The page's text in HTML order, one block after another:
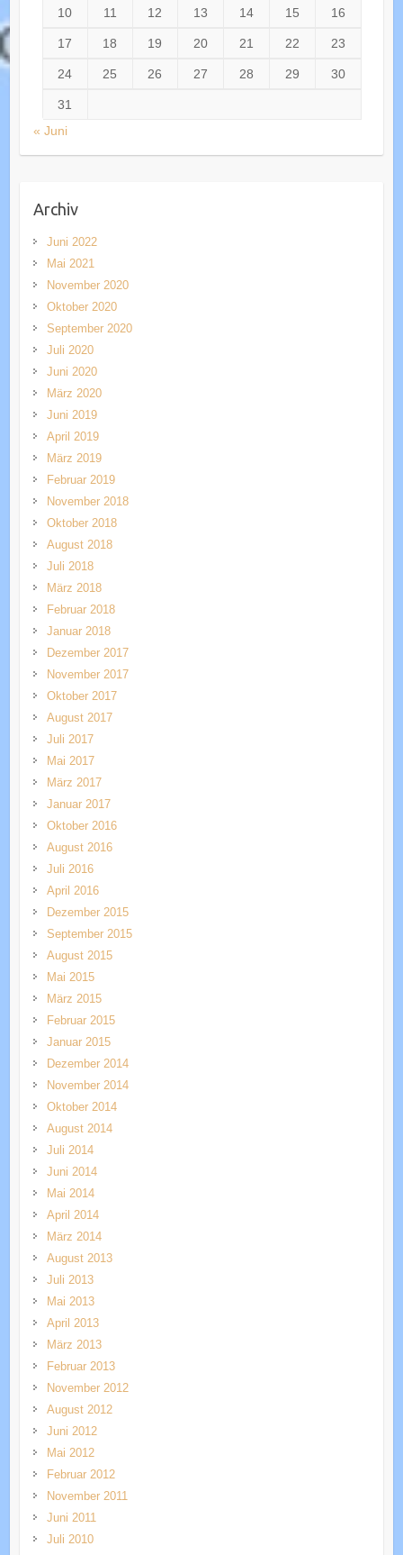
10 11 12 13 14 15 16
17 18 19 20 21 22 23
24 25 26 27 28 29 30
31
« Juni
Archiv
Juni 2022
Mai 2021
November 2020
Oktober 2020
September 2020
Juli 2020
Juni 2020
März 2020
Juni 2019
April 2019
März 2019
Februar 2019
November 2018
Oktober 2018
August 2018
Juli 2018
März 2018
Februar 2018
Januar 2018
Dezember 2017
November 2017
Oktober 2017
August 2017
Juli 2017
Mai 2017
März 2017
Januar 2017
Oktober 2016
August 2016
Juli 2016
April 2016
Dezember 2015
September 2015
August 2015
Mai 2015
März 2015
Februar 2015
Januar 2015
Dezember 2014
November 2014
Oktober 2014
August 2014
Juli 2014
Juni 2014
Mai 2014
April 2014
März 2014
August 2013
Juli 2013
Mai 2013
April 2013
März 2013
Februar 2013
November 2012
August 2012
Juni 2012
Mai 2012
Februar 2012
November 2011
Juni 2011
Juli 2010